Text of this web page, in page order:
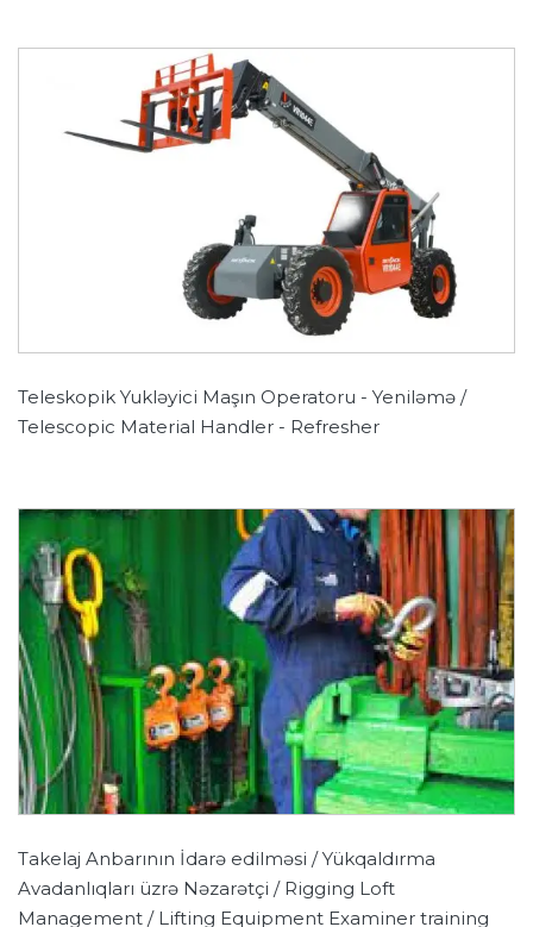
Teleskopik Yukləyici Maşın Operatoru - Yeniləmə /
Telescopic Material Handler - Refresher
Takelaj Anbarının İdarə edilməsi / Yükqaldırma
Avadanlıqları üzrə Nəzarətçi / Rigging Loft
Management / Lifting Equipment Examiner training